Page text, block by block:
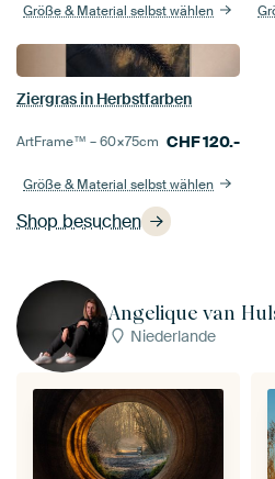
Shop besuchen
Größe & Material selbst wählen
Ziergras in Herbstfarben
ArtFrame™ –60×75cm CHF120.-
Größe & Material selbst wählen
Angelique van
Niederlande